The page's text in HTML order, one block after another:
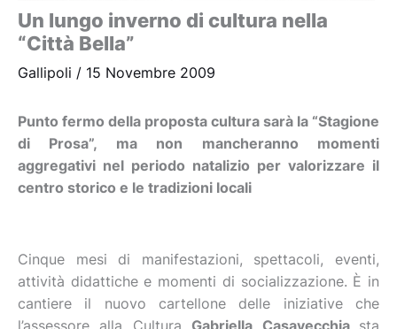
Un lungo inverno di cultura nella
“Città Bella”
Gallipoli / 15 Novembre 2009
Punto fermo della proposta cultura sarà la “Stagione
di Prosa”, ma non mancheranno momenti
aggregativi nel periodo natalizio per valorizzare il
centro storico e le tradizioni locali
Cinque mesi di manifestazioni, spettacoli, eventi,
attività didattiche e momenti di socializzazione. È in
cantiere il nuovo cartellone delle iniziative che